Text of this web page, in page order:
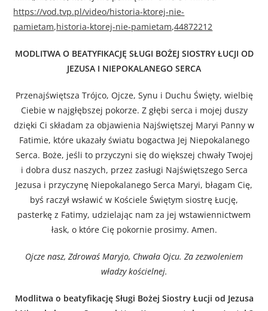
https://vod.tvp.pl/video/historia-ktorej-nie-
pamietam,historia-ktorej-nie-pamietam,44872212
MODLITWA O BEATYFIKACJĘ SŁUGI BOŻEJ SIOSTRY ŁUCJI OD
JEZUSA I NIEPOKALANEGO SERCA
Przenajświętsza Trójco, Ojcze, Synu i Duchu Święty, wielbię
Ciebie w najgłębszej pokorze. Z głębi serca i mojej duszy
dzięki Ci składam za objawienia Najświętszej Maryi Panny w
Fatimie, które ukazały światu bogactwa Jej Niepokalanego
Serca. Boże, jeśli to przyczyni się do większej chwały Twojej
i dobra dusz naszych, przez zasługi Najświętszego Serca
Jezusa i przyczynę Niepokalanego Serca Maryi, błagam Cię,
byś raczył wsławić w Kościele Świętym siostrę Łucję,
pasterkę z Fatimy, udzielając nam za jej wstawiennictwem
łask, o które Cię pokornie prosimy. Amen.
Ojcze nasz, Zdrowaś Maryjo, Chwała Ojcu. Za zezwoleniem
władzy kościelnej.
Modlitwa o beatyfikację Sługi Bożej Siostry Łucji od Jezusa